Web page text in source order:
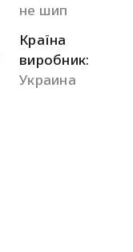
не шип
Країна
виробник:
Украина